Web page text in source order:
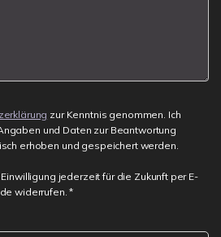
zur Kenntnis genommen. Ich
und Daten zur Beantwortung
erhoben und gespeichert werden.
jederzeit für die Zukunft per E-
widerrufen. *